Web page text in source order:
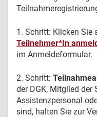
1. Schritt: Klicken Sie
Teilnehmer*In
im Anmeldeformular.
2. Schritt:
der DGK, Mitglied der
Assistenzpersonal
sind, halten Sie zur